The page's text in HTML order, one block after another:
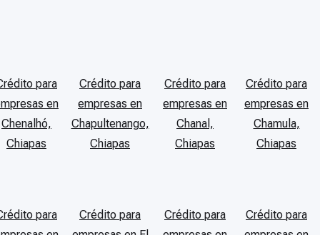
para
en
Chenalhó,
Chiapas
Crédito para
empresas en
Chapultenango,
Chiapas
Crédito para
empresas en
Chanal,
Chiapas
Crédito para
empresas en
Chamula,
Chiapas
para
Crédito para
Crédito para
Crédito para